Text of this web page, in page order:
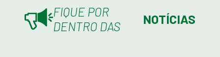
FIQUE POR
DENTRO DAS
NOTÍCIAS